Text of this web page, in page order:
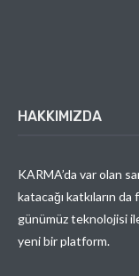
HAKKIMIZDA
KARMA’da var olan
katacağı katkıların
günümüz teknolojisi
yeni bir platform.